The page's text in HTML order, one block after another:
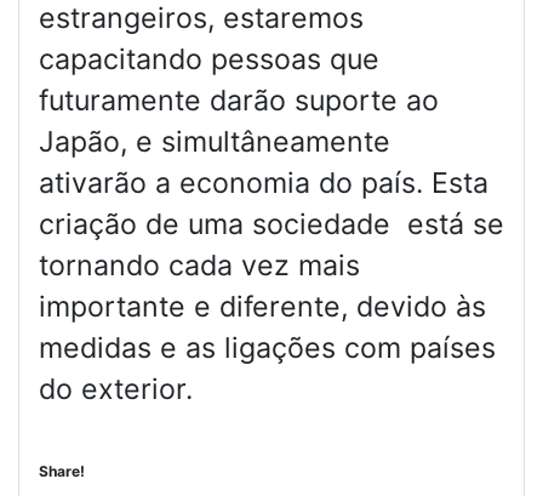
estrangeiros, estaremos
capacitando pessoas que
futuramente darão suporte ao
Japão, e simultâneamente
ativarão a economia do país. Esta
criação de uma sociedade está se
tornando cada vez mais
importante e diferente, devido às
medidas e as ligações com países
do exterior.
Share!